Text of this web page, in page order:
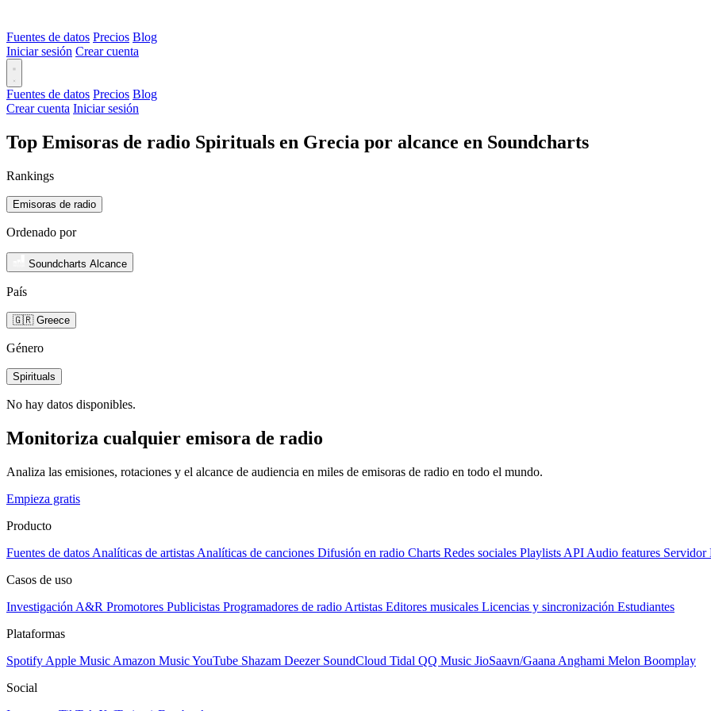
Fuentes de datos Precios Blog
Iniciar sesión Crear cuenta
Fuentes de datos Precios Blog
Crear cuenta Iniciar sesión
Top Emisoras de radio Spirituals en Grecia por alcance en Soundcharts
Rankings
Emisoras de radio
Ordenado por
Soundcharts Alcance
País
🇬🇷 Greece
Género
Spirituals
No hay datos disponibles.
Monitoriza cualquier emisora de radio
Analiza las emisiones, rotaciones y el alcance de audiencia en miles de emisoras de radio en todo el mundo.
Empieza gratis
Producto
Fuentes de datos Analíticas de artistas Analíticas de canciones Difusión en radio Charts Redes sociales Playlists API Audio features Servidor
Casos de uso
Investigación A&R Promotores Publicistas Programadores de radio Artistas Editores musicales Licencias y sincronización Estudiantes
Plataformas
Spotify Apple Music Amazon MusicYouTube Shazam Deezer SoundCloud Tidal QQ Music JioSaavn/Gaana Anghami Melon Boomplay
Social